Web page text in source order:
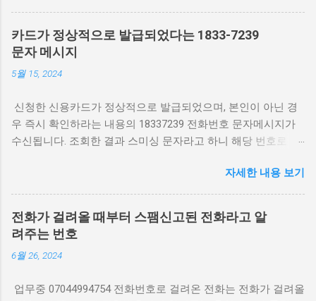
는 방법 0269595814 번호 어디 최근 몇 달간 0269595814 번호
는 정치·사회 여론조사 또는 마케팅 목적의 자동 발신으로 보고
되고 있습니다. 발신지는 서울 지역번호로, 주로 콜센터 시스템
에서 무작위로 연결되는 경우가 많습니다. 통신사별 스팸 차단
통계에 포함되어 있으나, 실제 기관 여론조사일 가능성도 있어
통화 전에는 0269595814 번호를 스팸 전화 식별 앱에서 검색해
최근 신고 내역을 확인하는 것이 좋습니다. 여론조사라면 조사
기관명과 조사 목적을 먼저 밝히는 것이 원칙입니다. 명확한 안
를 종료하시는 게 안전합니다. 스마트폰에서 특정 번호 차단 설
정 안드로이드의 경우 최근 통화 목록에서 번호를 길게 누르고
‘번호 차단’을 선택하면 됩니다. 아이폰은 전화 앱에서 ‘i’ 아이콘
을 누른 후 ‘이 발신자 차단’을 선택하면 됩니다. 통신사 앱(SK텔
이 가능합니다. 통신사별 스팸 차단 서비스 활용 2025년 기준 주
안심차단’, KT의 ‘스팸차단플러스’, LG U+의 ‘스팸필터’ 앱에서
카드가 정상적으로 발급되었다는 1833-7239
문자 메시지
5월 15, 2024
신청한 신용카드가 정상적으로 발급되었으며, 본인이 아닌 경
우 즉시 확인하라는 내용의 18337239 전화번호 문자메시지가
수신됩니다. 조회한 결과 스미싱 문자라고 하니 해당 번호로 전
문자 기업전화번호 동일 기간 수신 전화번호 18118138
18119353 15335225 손님맞이 거실 대형 인테리어 소품 준비 끝
자세한 내용 보기
전화가 걸려올 때부터 스팸신고된 전화라고 알
려주는 번호
6월 26, 2024
업무중 07044994754 전화번호로 걸려온 전화는 전화가 걸려올